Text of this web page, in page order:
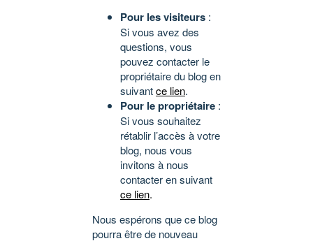
Pour les visiteurs :
Si vous avez des
questions, vous
pouvez contacter le
propriétaire du blog en
suivantce lien.
Pour le propriétaire :
Si vous souhaitez
rétablir l’accès à votre
blog, nous vous
invitons à nous
contacter en suivant
ce lien.
Nous espérons que ce blog
pourra être de nouveau